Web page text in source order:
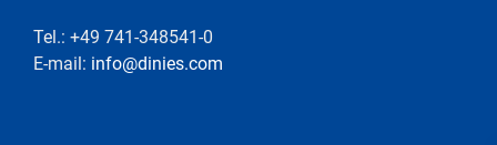
Tel.: +49 741-348541-0
E-mail: info@dinies.com